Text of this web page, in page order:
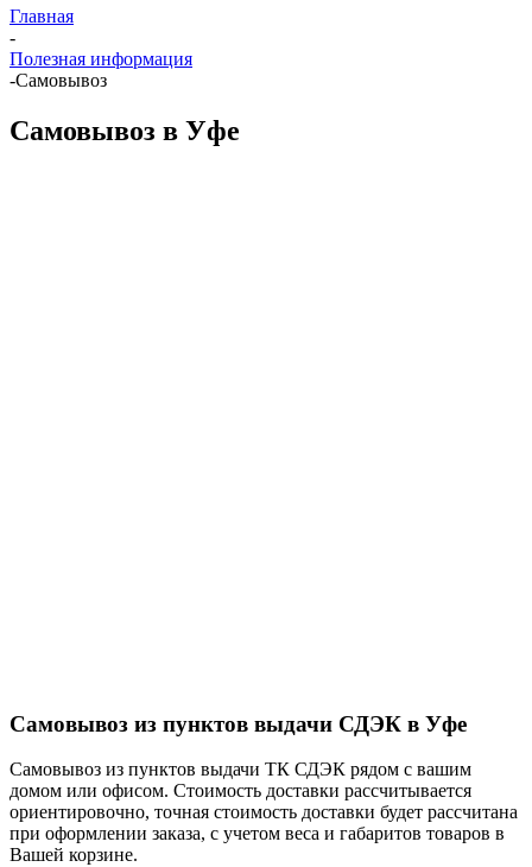
Главная
-
Полезная информация
-Самовывоз
Самовывоз в Уфе
Самовывоз из пунктов выдачи СДЭК в Уфе
Самовывоз из пунктов выдачи ТК СДЭК рядом с вашим
домом или офисом. Стоимость доставки рассчитывается
ориентировочно, точная стоимость доставки будет рассчитана
при оформлении заказа, с учетом веса и габаритов товаров в
Вашей корзине.